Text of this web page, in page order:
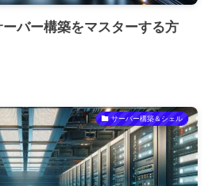
バー構築をマスターする方
サーバー構築＆シェル